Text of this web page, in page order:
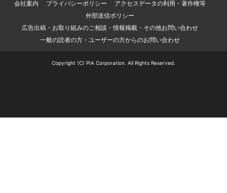
会社案内
プライバシーポリシー
アクセスデータの利用・著作権等
外部送信ポリシー
広告出稿・お取り組みのご相談・情報掲載・その他お問い合わせ
一般の読者の方・ユーザーの方からのお問い合わせ
Copyright (C) PIA Corporation. All Rights Reserved.